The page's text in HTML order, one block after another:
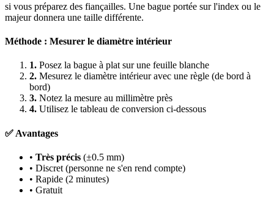
si vous préparez des fiançailles. Une bague portée sur l'index ou le
majeur donnera une taille différente.
Méthode : Mesurer le diamètre intérieur
1. Posez la bague à plat sur une feuille blanche
2. Mesurez le diamètre intérieur avec une règle (de bord à
bord)
3. Notez la mesure au millimètre près
4. Utilisez le tableau de conversion ci-dessous
✅ Avantages
• Très précis (±0.5 mm)
• Discret (personne ne s'en rend compte)
• Rapide (2 minutes)
• Gratuit